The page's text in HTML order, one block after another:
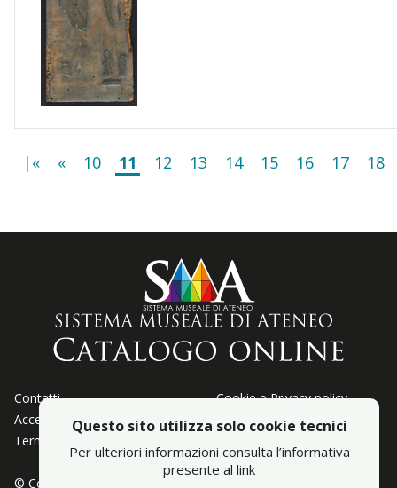
|« « 10 11 12 13 14 15 16 17 18
Contatti
Accessibiltà
Termini d'uso
Cookie e Privacy policy
Crediti
© Copyright 2023
Questo sito utilizza solo cookie tecnici
Per ulteriori informazioni consulta l’informativa
presente al link